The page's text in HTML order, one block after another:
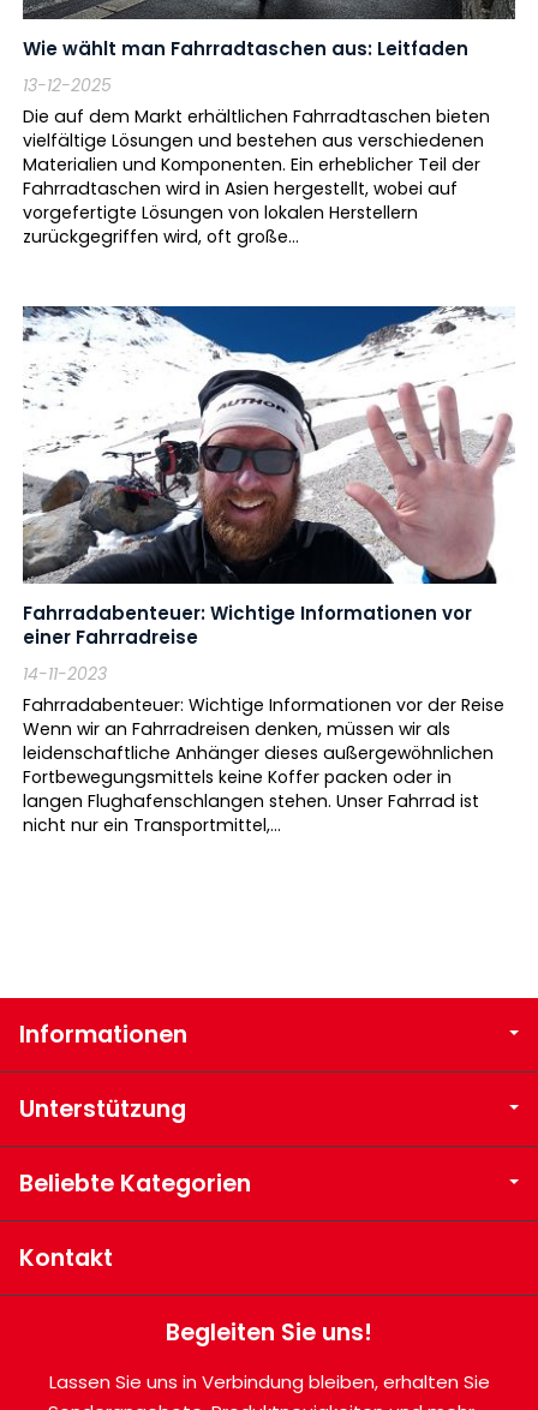
Wie wählt man Fahrradtaschen aus: Leitfaden
13-12-2025
Die auf dem Markt erhältlichen Fahrradtaschen bieten
vielfältige Lösungen und bestehen aus verschiedenen
Materialien und Komponenten. Ein erheblicher Teil der
Fahrradtaschen wird in Asien hergestellt, wobei auf
vorgefertigte Lösungen von lokalen Herstellern
zurückgegriffen wird, oft große...
Fahrradabenteuer: Wichtige Informationen vor
einer Fahrradreise
14-11-2023
Fahrradabenteuer: Wichtige Informationen vor der Reise
Wenn wir an Fahrradreisen denken, müssen wir als
leidenschaftliche Anhänger dieses außergewöhnlichen
Fortbewegungsmittels keine Koffer packen oder in
langen Flughafenschlangen stehen. Unser Fahrrad ist
nicht nur ein Transportmittel,...
Informationen
Unterstützung
Beliebte Kategorien
Kontakt
Begleiten Sie uns!
Lassen Sie uns in Verbindung bleiben, erhalten Sie